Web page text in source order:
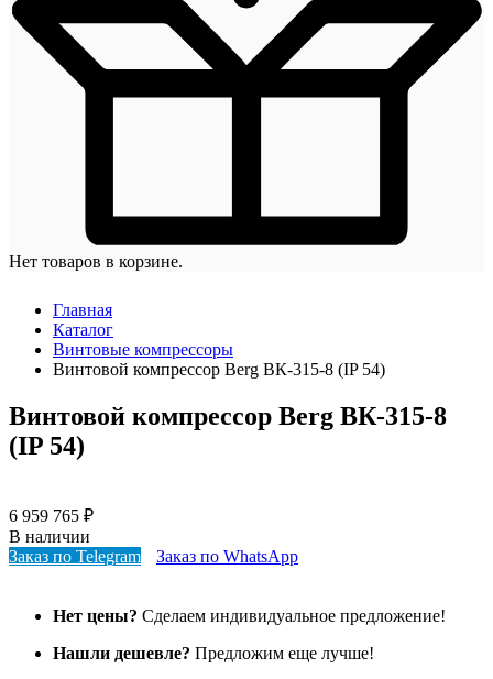
Нет товаров в корзине.
Главная
Каталог
Винтовые компрессоры
Винтовой компрессор Berg ВК-315-8 (IP 54)
Винтовой компрессор Berg ВК-315-8
(IP 54)
6 959 765 ₽
В наличии
Заказ по Telegram
Заказ по WhatsApp
Нет цены? Сделаем индивидуальное предложение!
Нашли дешевле? Предложим еще лучше!